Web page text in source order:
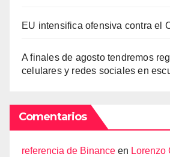
EU intensifica ofensiva contra el
A finales de agosto tendremos
celulares y redes sociales en
Comentarios
referencia de Binance en Lorenzo